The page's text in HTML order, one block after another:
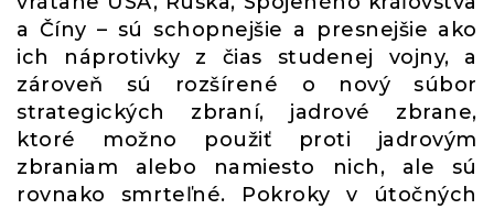
a Číny – sú schopnejšie a presnejšie ako
ich náprotivky z čias studenej vojny, a
zároveň sú rozšírené o nový súbor
strategických zbraní, jadrové zbrane,
ktoré možno použiť proti jadrovým
zbraniam alebo namiesto nich, ale sú
rovnako smrteľné. Pokroky v útočných